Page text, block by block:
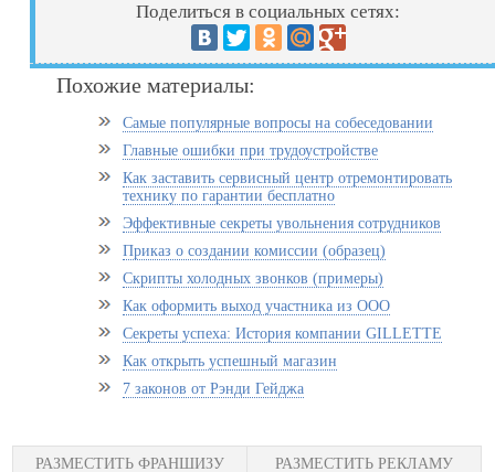
Поделиться в социальных сетях:
Похожие материалы:
Самые популярные вопросы на собеседовании
Главные ошибки при трудоустройстве
Как заставить сервисный центр отремонтировать
технику по гарантии бесплатно
Эффективные секреты увольнения сотрудников
Приказ о создании комиссии (образец)
Скрипты холодных звонков (примеры)
Как оформить выход участника из ООО
Секреты успеха: История компании GILLETTE
Как открыть успешный магазин
7 законов от Рэнди Гейджа
РАЗМЕСТИТЬ ФРАНШИЗУ РАЗМЕСТИТЬ РЕКЛАМУ